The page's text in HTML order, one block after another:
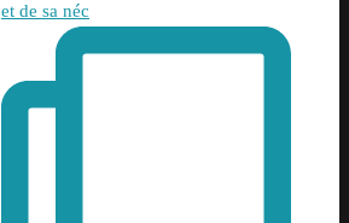
et de sa néc